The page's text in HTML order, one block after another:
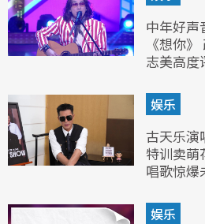
中年好声
《想你
志美高度
娱乐
古天乐演
特训卖萌
唱歌惊爆
娱乐